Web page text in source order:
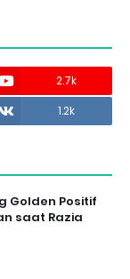
2.7k
1.2k
Golden Positif
saat Razia